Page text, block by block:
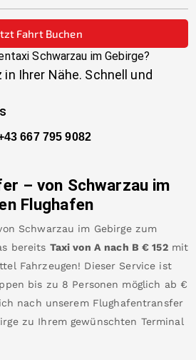
Fahrt Buchen
Schwarzau im Gebirge?
Ihrer Nähe. Schnell und
667 795 9082
– von Schwarzau im
Flughafen
Schwarzau im Gebirge zum
bereits Taxi von A nach B €152 mit
Fahrzeugen! Dieser Service ist
bis zu 8 Personen möglich ab €
nach unserem Flughafentransfer
zu Ihrem gewünschten Terminal